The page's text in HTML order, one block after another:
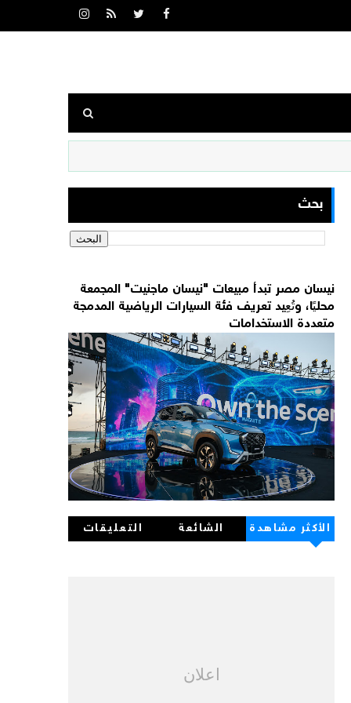
بحث
نيسان مصر تبدأ مبيعات "نيسان ماجنيت" المجمعة
محليًا، وتُعِيد تعريف فئة السيارات الرياضية المدمجة
متعددة الاستخدامات
الأكثر مشاهدة الشائعة التعليقات
اعلان